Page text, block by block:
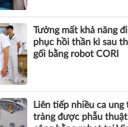
Tưởng mất khả năng
phục hồi thần kì sau
gối bằng robot CORI
Liên tiếp nhiều ca ung
tràng được phẫu